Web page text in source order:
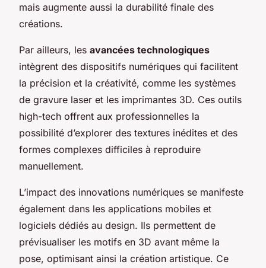
mais augmente aussi la durabilité finale des
créations.
Par ailleurs, les avancées technologiques
intègrent des dispositifs numériques qui facilitent
la précision et la créativité, comme les systèmes
de gravure laser et les imprimantes 3D. Ces outils
high-tech offrent aux professionnelles la
possibilité d’explorer des textures inédites et des
formes complexes difficiles à reproduire
manuellement.
L’impact des innovations numériques se manifeste
également dans les applications mobiles et
logiciels dédiés au design. Ils permettent de
prévisualiser les motifs en 3D avant même la
pose, optimisant ainsi la création artistique. Ce